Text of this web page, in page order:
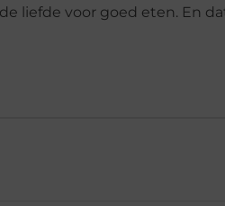
liefde voor goed eten. En